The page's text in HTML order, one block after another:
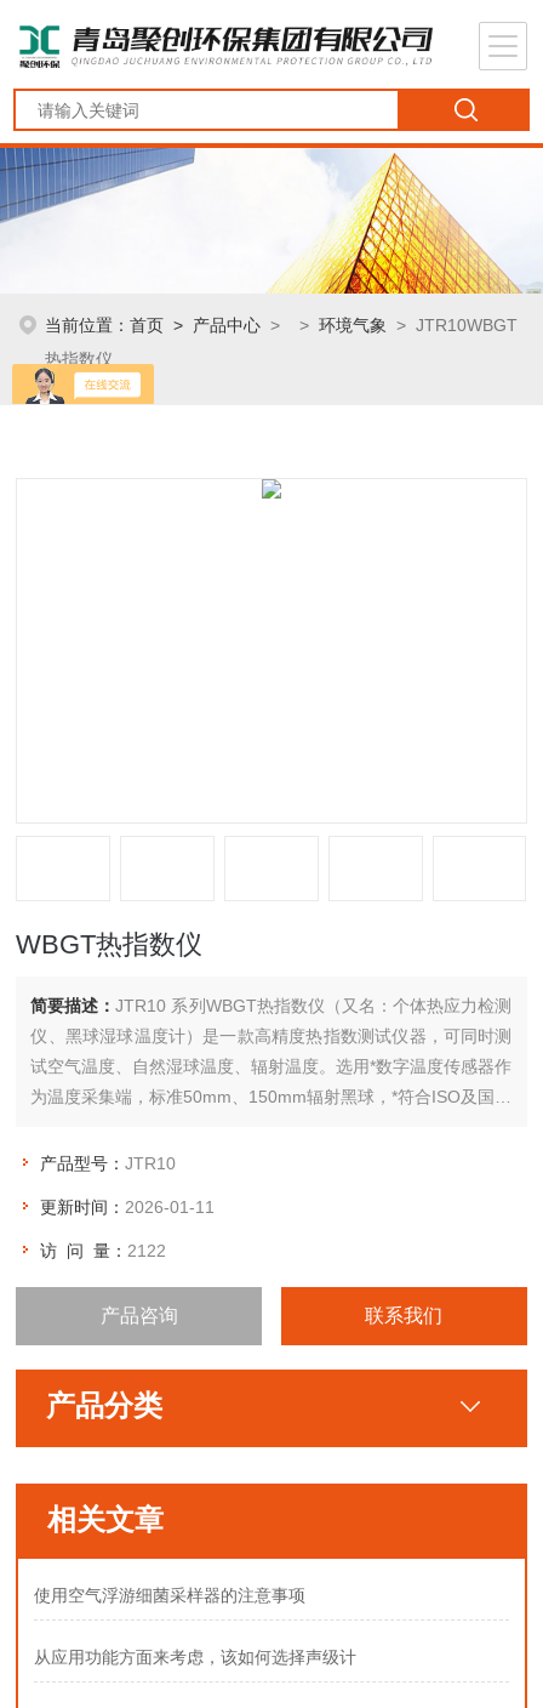
当前位置：首页 > 产品中心 > >环境气象
> JTR10WBGT
热指数仪
WBGT热指数仪
简要描述：JTR10 系列WBGT热指数仪（又名：个体热应力检测
仪、黑球湿球温度计）是一款高精度热指数测试仪器，可同时测
试空气温度、自然湿球温度、辐射温度。选用*数字温度传感器作
为温度采集端，标准50mm、150mm辐射黑球，*符合ISO及国家
产品型号：JTR10
更新时间： 2026-01-11
访 问 量： 2122
产品咨询 联系我们
产品分类
相关文章
使用空气浮游细菌采样器的注意事项
从应用功能方面来考虑，该如何选择声级计